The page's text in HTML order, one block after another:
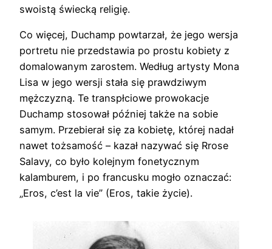
swoistą świecką religię.
Co więcej, Duchamp powtarzał, że jego wersja
portretu nie przedstawia po prostu kobiety z
domalowanym zarostem. Według artysty Mona
Lisa w jego wersji stała się prawdziwym
mężczyzną. Te transpłciowe prowokacje
Duchamp stosował później także na sobie
samym. Przebierał się za kobietę, której nadał
nawet tożsamość – kazał nazywać się Rrose
Salavy, co było kolejnym fonetycznym
kalamburem, i po francusku mogło oznaczać:
„Eros, c’est la vie” (Eros, takie życie).